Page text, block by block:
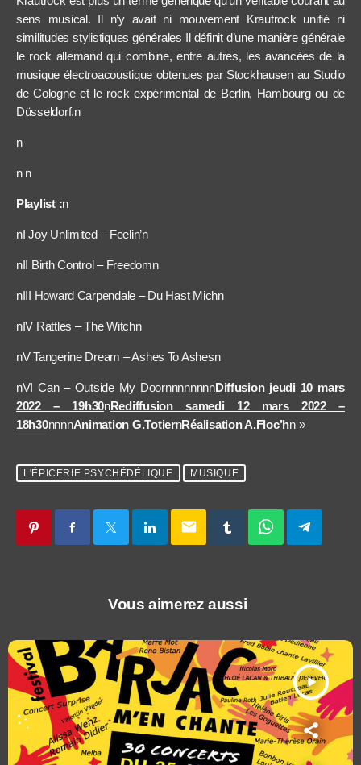
sens musical. Il n’y avait ni mouvement Krautrock unifié ni
similitudes stylistiques générales Il définit d’une manière générale
le rock allemand qui combine, entre autres, les avancées de la
musique électroacoustique obtenues par Stockhausen au Studio
de Cologne et le rock expérimental de Berlin, Hambourg ou de
Düsseldorf.n
n
n n
Playlist :n
nI Joy Unlimited – Feelin’n
nII Birth Control – Freedomn
nIII Howard Carpendale – Du Hast Michn
nIV Rattles – The Witchn
nV Tangerine Dream – Ashes To Ashesn
nVI Can – Outside My DoornnnnnnnnDiffusion jeudi 10 mars
2022 – 19h30nRediffusion samedi 12 mars 2022 –
18h30nnnnAnimation G.TotiernRéalisation A.Floc’hn »
L'ÉPICERIE PSYCHÉDÉLIQUE MUSIQUE
email
Vous aimerez aussi
play_arrow